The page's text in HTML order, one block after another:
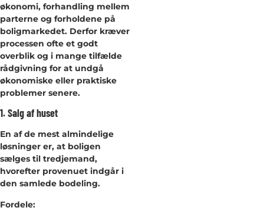
økonomi, forhandling mellem
parterne og forholdene på
boligmarkedet. Derfor kræver
processen ofte et godt
overblik og i mange tilfælde
rådgivning for at undgå
økonomiske eller praktiske
problemer senere.
1. Salg af huset
En af de mest almindelige
løsninger er, at boligen
sælges til tredjemand,
hvorefter provenuet indgår i
den samlede bodeling.
Fordele: